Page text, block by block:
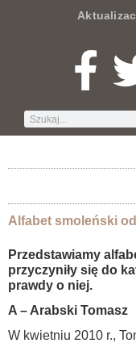
Aktualizacja
Alfabet smoleński
Przedstawiamy
przyczyniły się do
prawdy o niej.
A – Arabski Tomasz
W kwietniu 2010 r.,